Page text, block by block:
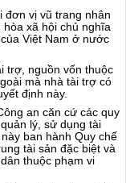
đơn vị vũ trang nhân
hòa xã hội chủ nghĩa
Việt Nam ở nước
trợ, nguồn vốn thuộc
mà nhà tài trợ có
định này.
an căn cứ các quy
lý, sử dụng tài
ban hành Quy chế
tài sản đặc biệt và
thuộc phạm vi